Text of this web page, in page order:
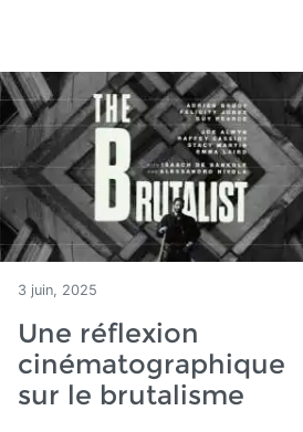
3 juin, 2025
Une réflexion
cinématographique
sur le brutalisme